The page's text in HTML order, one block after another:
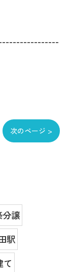
次のページ >
譲
駅
て